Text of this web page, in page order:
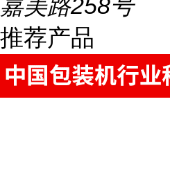
嘉美路258号
推荐产品